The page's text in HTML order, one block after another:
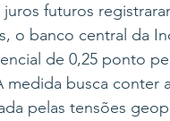
futuros
o banco central da
de 0,25 ponto
medida busca conter
pelas tensões